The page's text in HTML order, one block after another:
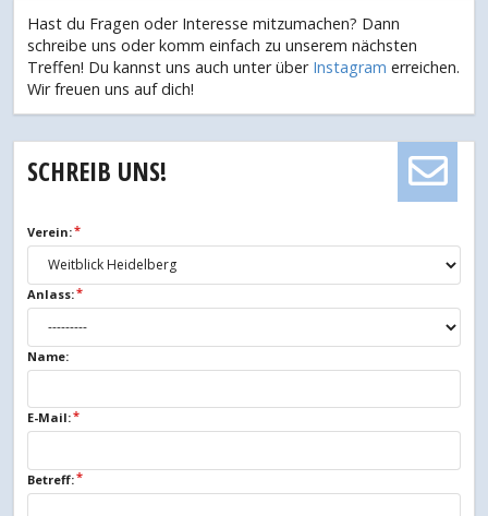
Hast du Fragen oder Interesse mitzumachen? Dann
schreibe uns oder komm einfach zu unserem nächsten
Treffen! Du kannst uns auch unter über Instagram erreichen.
Wir freuen uns auf dich!
SCHREIB UNS!
Verein:
Anlass:
Name:
E-Mail:
Betreff: